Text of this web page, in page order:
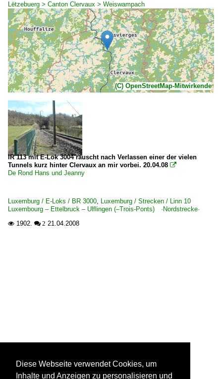
Lëtzebuerg > Canton Clervaux > Weiswampach
(C) OpenStreetMap-Mitwirkende
IR 113 mit E-Lok 3004 rauscht nach Verlassen einer der vielen
Tunnels kurz hinter Clervaux an mir vorbei. 20.04.08 
De Rond Hans und Jeanny
Luxemburg / E-Loks / BR 3000, Luxemburg / Strecken / Linn 10
Luxembourg – Ettelbruck – Ulflingen (–Trois-Ponts) ·Nordstrecke·
 1902.  2 21.04.2008
Diese Webseite verwendet Cookies, um
Inhalte und Anzeigen zu personalisieren und